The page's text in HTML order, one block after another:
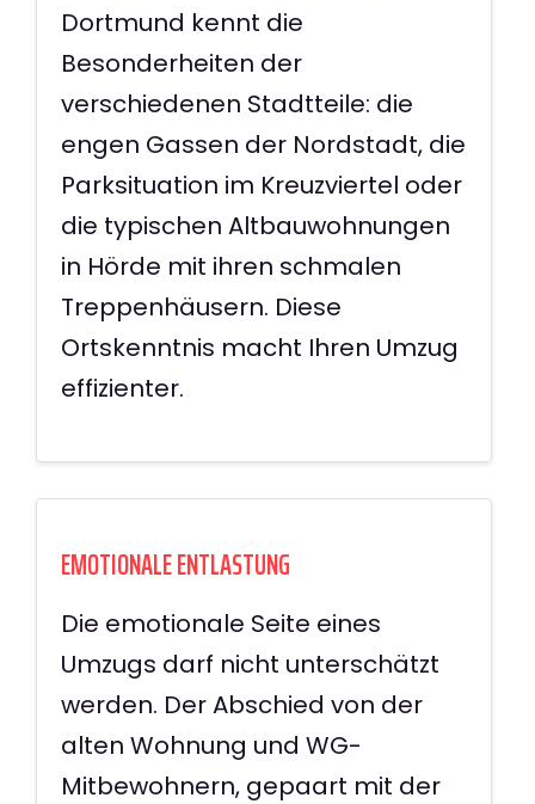
Dortmund kennt die
Besonderheiten der
verschiedenen Stadtteile: die
engen Gassen der Nordstadt, die
Parksituation im Kreuzviertel oder
die typischen Altbauwohnungen
in Hörde mit ihren schmalen
Treppenhäusern. Diese
Ortskenntnis macht Ihren Umzug
effizienter.
EMOTIONALE ENTLASTUNG
Die emotionale Seite eines
Umzugs darf nicht unterschätzt
werden. Der Abschied von der
alten Wohnung und WG-
Mitbewohnern, gepaart mit der